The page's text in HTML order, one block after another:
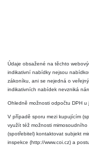
Údaje obsažené na těchto
indikativní nabídky nejsou
zákoníku, ani se nejedná o
indikativních nabídek nevzniká
Ohledně možnosti odpočtu DPH u
V případě sporu mezi kupujícím
využít též možnosti
(spotřebitel) kontaktovat subjekt
inspekce (http://www.coi.cz) a